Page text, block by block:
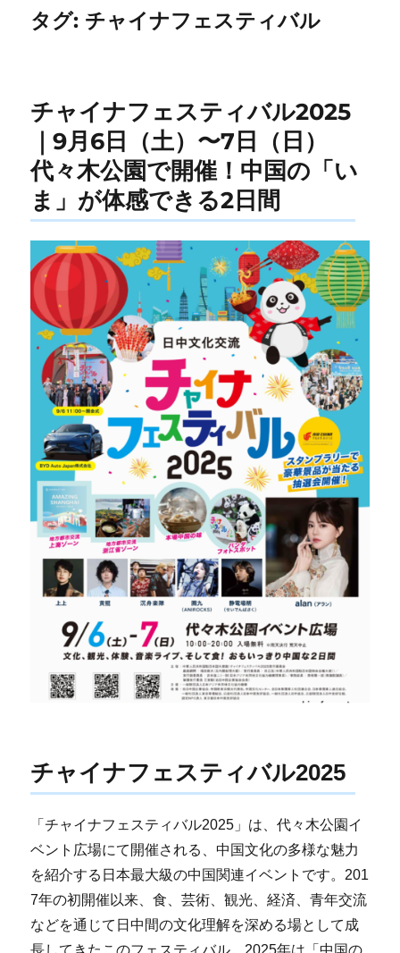
タグ: チャイナフェスティバル
チャイナフェスティバル2025
｜9月6日（土）〜7日（日）
代々木公園で開催！中国の「い
ま」が体感できる2日間
チャイナフェスティバル2025
「チャイナフェスティバル2025」は、代々木公園イ
ベント広場にて開催される、中国文化の多様な魅力
を紹介する日本最大級の中国関連イベントです。201
7年の初開催以来、食、芸術、観光、経済、青年交流
などを通じて日中間の文化理解を深める場として成